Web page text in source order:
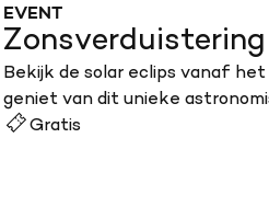
EVENT
Gratis
Bekijk de solar eclips vanaf
geniet van dit unieke